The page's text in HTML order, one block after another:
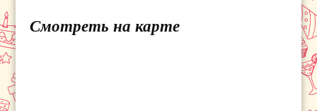
Смотреть на карте